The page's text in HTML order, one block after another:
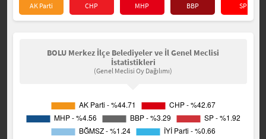
AK Parti CHP MHP BBP SP
BOLU Merkez İlçe Belediyeler ve İl Genel Meclisi
İstatistikleri
(Genel Meclisi Oy Dağılımı)